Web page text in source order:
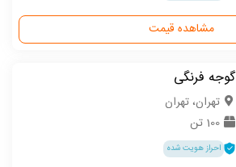
مشاهده قیمت
گوجه فرنگی
تهران، تهران
100 تن
احراز هویت شده